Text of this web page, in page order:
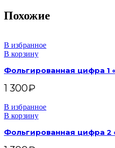
Похожие
В избранное
В корзину
Фольгированная цифра 1
1 300₽
В избранное
В корзину
Фольгированная цифра 2